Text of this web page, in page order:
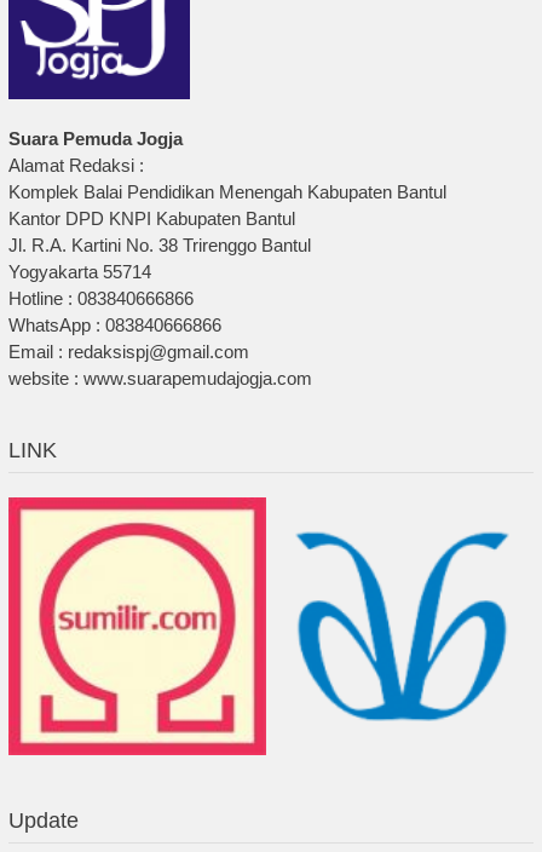
Suara Pemuda Jogja
Alamat Redaksi :
Komplek Balai Pendidikan Menengah Kabupaten Bantul
Kantor DPD KNPI Kabupaten Bantul
Jl. R.A. Kartini No. 38 Trirenggo Bantul
Yogyakarta 55714
Hotline : 083840666866
WhatsApp : 083840666866
Email : redaksispj@gmail.com
website : www.suarapemudajogja.com
LINK
Update